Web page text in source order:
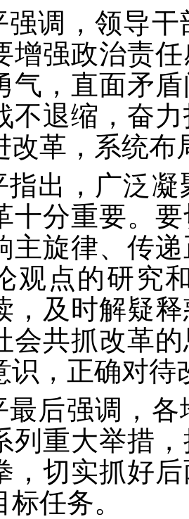
强调，领导
增强政治责
气，直面矛
不退缩，奋
改革，系统布
指出，广泛
十分重要。
主旋律、传
观点的研究
，及时解疑
会共抓改革
识，正确对待
最后强调，
列重大举措
，切实抓好
任务。